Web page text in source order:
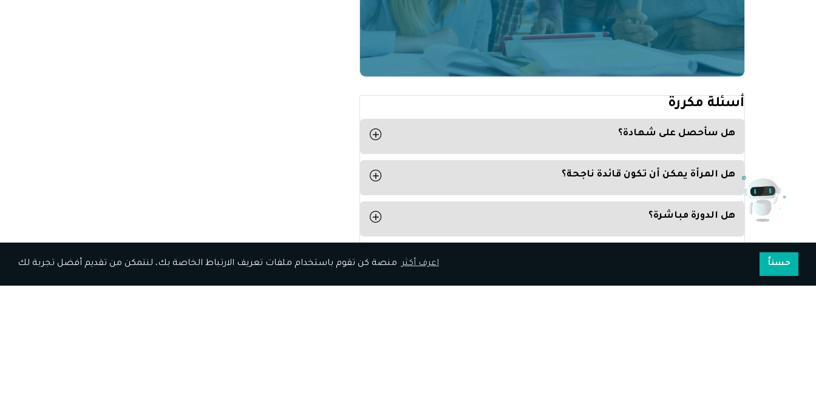
اعرف أكثر حسناً
أسئلة مكررة
هل سأحصل على شهادة؟
يحصل كل متدرب على شهادة معتمدة
هل المرأة يمكن أن تكون قائدة ناجحة؟
المرأة يمكن أن تقوم بأي عمل خصوصا إذا اكتسبت المهارات اللازمة
هل الدورة مباشرة؟
لا الدورة مسجلة وبإمكانك مشاهدة الدورة في أي وقت من كومبيوترك أو هاتفك